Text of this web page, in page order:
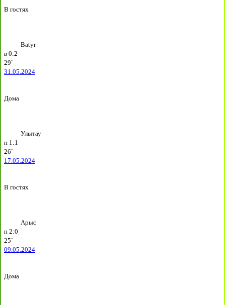
В гостях
Batyr
в 0:2
29`
31.05.2024
Дома
Улытау
н 1:1
26`
17.05.2024
В гостях
Арыс
п 2:0
25`
09.05.2024
Дома